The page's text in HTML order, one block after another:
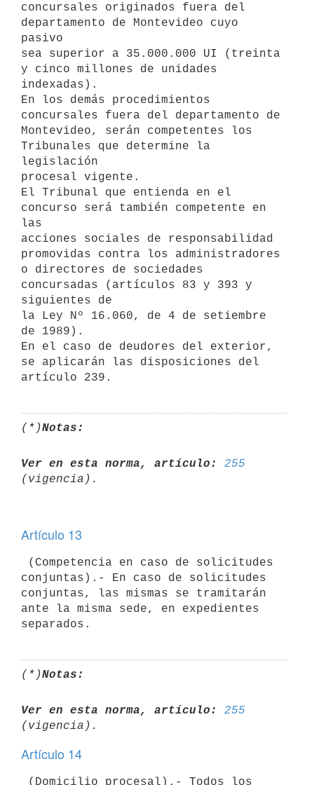
concursales originados fuera del
departamento de Montevideo cuyo
pasivo
sea superior a 35.000.000 UI (treinta
y cinco millones de unidades
indexadas).
En los demás procedimientos
concursales fuera del departamento de
Montevideo, serán competentes los
Tribunales que determine la
legislación
procesal vigente.
El Tribunal que entienda en el
concurso será también competente en
las
acciones sociales de responsabilidad
promovidas contra los administradores
o directores de sociedades
concursadas (artículos 83 y 393 y
siguientes de
la Ley Nº 16.060, de 4 de setiembre
de 1989).
En el caso de deudores del exterior,
se aplicarán las disposiciones del
(*)Notas:
Ver en esta norma, artículo:
255
Artículo 13
conjuntas).- En caso de solicitudes
conjuntas, las mismas se tramitarán
ante la misma sede, en expedientes
(*)Notas:
Ver en esta norma, artículo:
255
Artículo 14